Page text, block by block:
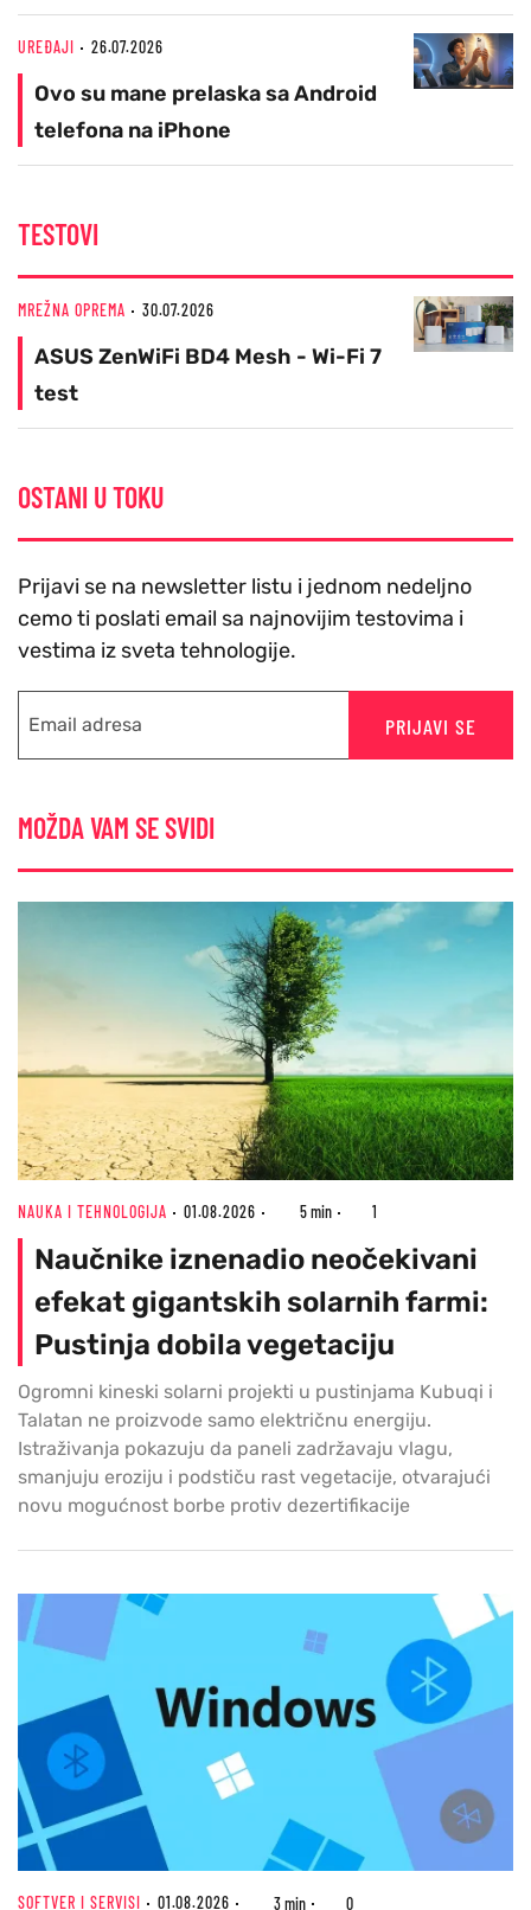
UREĐAJI 26.07.2026
Ovo su mane prelaska sa Android
telefona na iPhone
TESTOVI
MREŽNA OPREMA 30.07.2026
ASUS ZenWiFi BD4 Mesh - Wi-Fi 7
test
OSTANI U TOKU
Prijavi se na newsletter listu i jednom nedeljno
cemo ti poslati email sa najnovijim testovima i
vestima iz sveta tehnologije.
PRIJAVI SE
MOŽDA VAM SE SVIDI
NAUKA I TEHNOLOGIJA 01.08.2026 5 min 1
Naučnike iznenadio neočekivani
efekat gigantskih solarnih farmi:
Pustinja dobila vegetaciju
Ogromni kineski solarni projekti u pustinjama Kubuqi i
Talatan ne proizvode samo električnu energiju.
Istraživanja pokazuju da paneli zadržavaju vlagu,
smanjuju eroziju i podstiču rast vegetacije, otvarajući
novu mogućnost borbe protiv dezertifikacije
SOFTVER I SERVISI 01.08.2026 3 min 0